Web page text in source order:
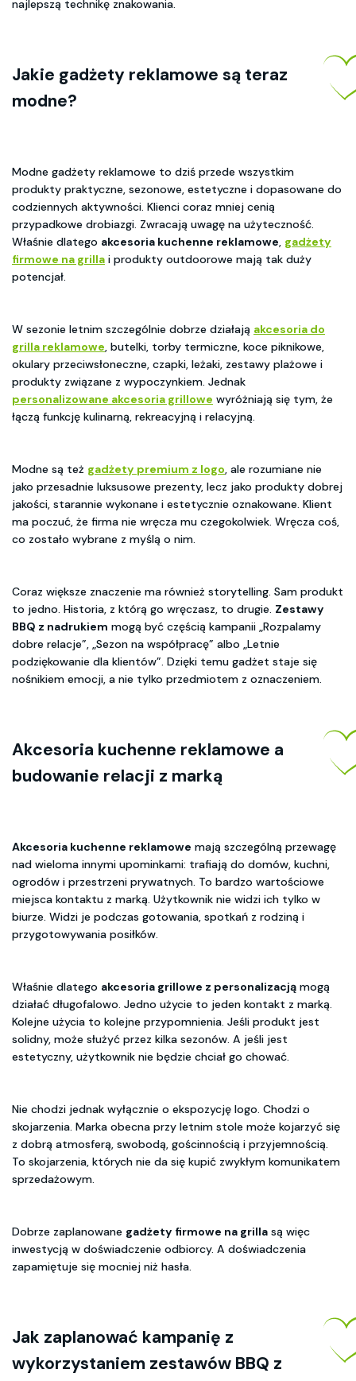
najlepszą technikę znakowania.
Jakie gadżety reklamowe są teraz
modne?
Modne gadżety reklamowe to dziś przede wszystkim
produkty praktyczne, sezonowe, estetyczne i dopasowane do
codziennych aktywności. Klienci coraz mniej cenią
przypadkowe drobiazgi. Zwracają uwagę na użyteczność.
Właśnie dlatego akcesoria kuchenne reklamowe, gadżety
firmowe na grilla i produkty outdoorowe mają tak duży
potencjał.
W sezonie letnim szczególnie dobrze działają akcesoria do
grilla reklamowe, butelki, torby termiczne, koce piknikowe,
okulary przeciwsłoneczne, czapki, leżaki, zestawy plażowe i
produkty związane z wypoczynkiem. Jednak
personalizowane akcesoria grillowe wyróżniają się tym, że
łączą funkcję kulinarną, rekreacyjną i relacyjną.
Modne są też gadżety premium z logo, ale rozumiane nie
jako przesadnie luksusowe prezenty, lecz jako produkty dobrej
jakości, starannie wykonane i estetycznie oznakowane. Klient
ma poczuć, że firma nie wręcza mu czegokolwiek. Wręcza coś,
co zostało wybrane z myślą o nim.
Coraz większe znaczenie ma również storytelling. Sam produkt
to jedno. Historia, z którą go wręczasz, to drugie. Zestawy
BBQ z nadrukiem mogą być częścią kampanii „Rozpalamy
dobre relacje”, „Sezon na współpracę” albo „Letnie
podziękowanie dla klientów”. Dzięki temu gadżet staje się
nośnikiem emocji, a nie tylko przedmiotem z oznaczeniem.
Akcesoria kuchenne reklamowe a
budowanie relacji z marką
Akcesoria kuchenne reklamowe mają szczególną przewagę
nad wieloma innymi upominkami: trafiają do domów, kuchni,
ogrodów i przestrzeni prywatnych. To bardzo wartościowe
miejsca kontaktu z marką. Użytkownik nie widzi ich tylko w
biurze. Widzi je podczas gotowania, spotkań z rodziną i
przygotowywania posiłków.
Właśnie dlatego akcesoria grillowe z personalizacją mogą
działać długofalowo. Jedno użycie to jeden kontakt z marką.
Kolejne użycia to kolejne przypomnienia. Jeśli produkt jest
solidny, może służyć przez kilka sezonów. A jeśli jest
estetyczny, użytkownik nie będzie chciał go chować.
Nie chodzi jednak wyłącznie o ekspozycję logo. Chodzi o
skojarzenia. Marka obecna przy letnim stole może kojarzyć się
z dobrą atmosferą, swobodą, gościnnością i przyjemnością.
To skojarzenia, których nie da się kupić zwykłym komunikatem
sprzedażowym.
Dobrze zaplanowane gadżety firmowe na grilla są więc
inwestycją w doświadczenie odbiorcy. A doświadczenia
zapamiętuje się mocniej niż hasła.
Jak zaplanować kampanię z
wykorzystaniem zestawów BBQ z